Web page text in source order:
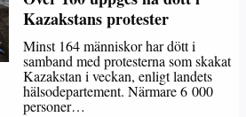
Kazakstans protester
Minst 164 människor har dött i
samband med protesterna som skakat
Kazakstan i veckan, enligt landets
hälsodepartement. Närmare 6 000
personer…